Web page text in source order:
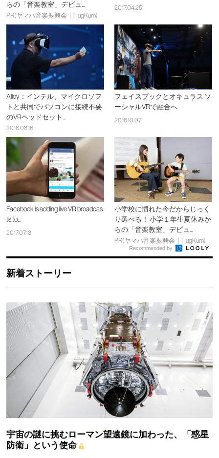
らの「音楽教室」デビュ...
PR(ヤマハ音楽振興会｜HugKum)
2017.04.25
Alloy：インテル、マイクロソフ
トと共同でパソコンに接続不要
のVRヘッドセット...
2016.08.16
フェイスブックとオキュラス ソ
ーシャルVRで融合へ
2016.10.07
Facebook is adding live VR broadcas
ts to...
2017.07.13
小学校に慣れた今だからじっく
り選べる！ 小学１年生夏休みか
らの「音楽教室」デビュ...
PR(ヤマハ音楽振興会｜HugKum)
Recommended by
新着ストーリー
宇宙の謎に挑むローマン望遠鏡に加わった、「惑星
防衛」という使命